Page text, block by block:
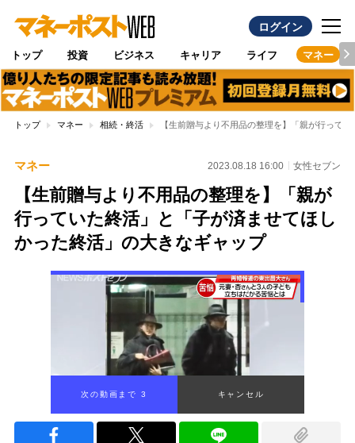
ログイン
トップ 投資 ビジネス キャリア ライフ マネー
トップ マネー 相続・終活 【生前贈与より不用品の整理を】「親が行って
マネー 2023.08.18 16:00 女性セブン
【生前贈与より不用品の整理を】「親が
行っていた終活」と「子が済ませてほし
かった終活」の大きなギャップ
次の動画まで 2 キャンセル